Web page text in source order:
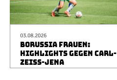
03.08.2026
BORUSSIA FRAUEN:
HIGHLIGHTS GEGEN CARL-
ZEISS-JENA